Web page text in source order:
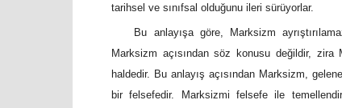
tarihsel ve sınıfsal olduğunu ileri sürüyorlar.
Bu anlayışa göre, Marksizm
Marksizm açısından söz konusu değildir,
haldedir. Bu anlayış açısından Marksizm,
bir felsefedir. Marksizmi felsefe ile